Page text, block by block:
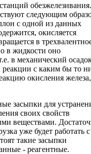
следующим
с одной из данных
окисляется
в
в жидкости оно
в механический
реакции с каким бы то
окисления железа,
засыпки для
своих свойств
веществами.
уже будет работать с
такие засыпки
- реагентные.